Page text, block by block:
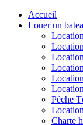
Accueil
Louer un
Pêche
Charte